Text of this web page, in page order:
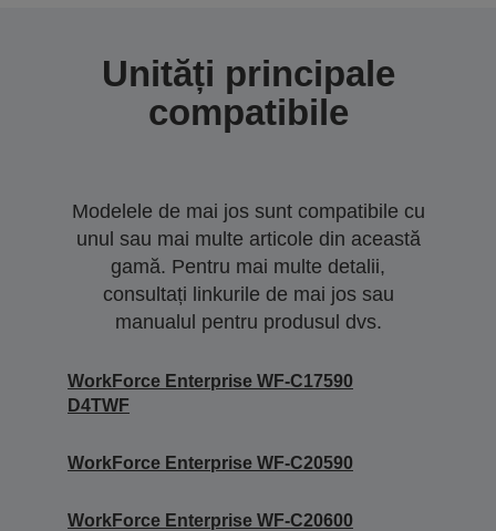
Unități principale
compatibile
Modelele de mai jos sunt compatibile cu
unul sau mai multe articole din această
gamă. Pentru mai multe detalii,
consultați linkurile de mai jos sau
manualul pentru produsul dvs.
WorkForce Enterprise WF-C17590
D4TWF
WorkForce Enterprise WF-C20590
WorkForce Enterprise WF-C20600